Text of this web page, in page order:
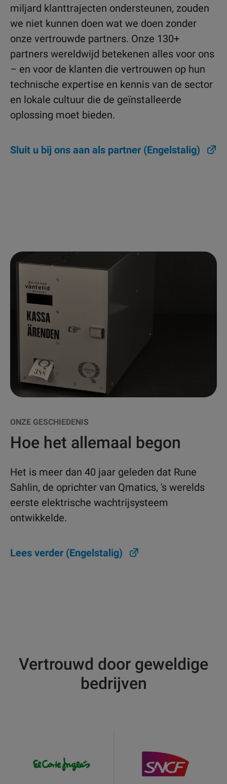
miljard klanttrajecten ondersteunen, zouden
we niet kunnen doen wat we doen zonder
onze vertrouwde partners. Onze 130+
partners wereldwijd betekenen alles voor ons
– en voor de klanten die vertrouwen op hun
technische expertise en kennis van de sector
en lokale cultuur die de geïnstalleerde
oplossing moet bieden.
Sluit u bij ons aan als partner (Engelstalig)
ONZE GESCHIEDENIS
Hoe het allemaal begon
Het is meer dan 40 jaar geleden dat Rune
Sahlin, de oprichter van Qmatics, 's werelds
eerste elektrische wachtrijsysteem
ontwikkelde.
Lees verder (Engelstalig)
Vertrouwd door geweldige
bedrijven